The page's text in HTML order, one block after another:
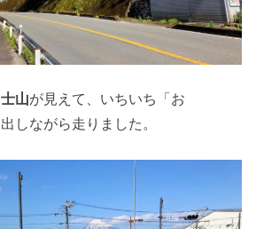
山が見えて、いちいち「お
しながら走りました。